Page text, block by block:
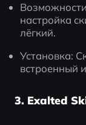
настройка
лёгкий.
Установка:
встроенный
3. Exalted